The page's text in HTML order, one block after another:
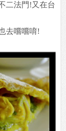
二法門!又在台
去嚐嚐唷!